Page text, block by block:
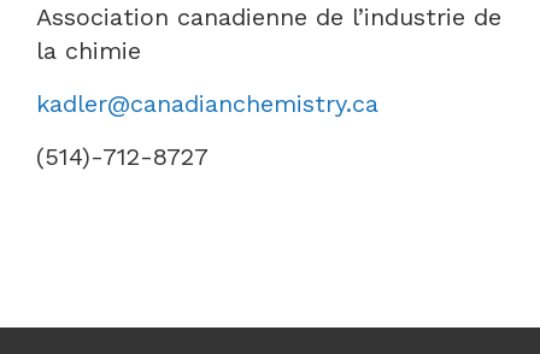
Association canadienne de l’industrie de
la chimie
kadler@canadianchemistry.ca
(514)-712-8727